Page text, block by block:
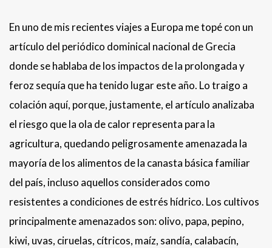
En uno de mis recientes viajes a Europa me topé con un
artículo del periódico dominical nacional de Grecia
donde se hablaba de los impactos de la prolongada y
feroz sequía que ha tenido lugar este año. Lo traigo a
colación aquí, porque, justamente, el artículo analizaba
el riesgo que la ola de calor representa para la
agricultura, quedando peligrosamente amenazada la
mayoría de los alimentos de la canasta básica familiar
del país, incluso aquellos considerados como
resistentes a condiciones de estrés hídrico. Los cultivos
principalmente amenazados son: olivo, papa, pepino,
kiwi, uvas, ciruelas, cítricos, maíz, sandía, calabacín,